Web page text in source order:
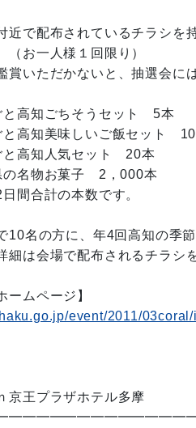
で配布されているチラシを
お一人様１回限り）
ただかないと、抽選会には
知ごちそうセット 5本
知美味しいご飯セット 10
知人気セット 20本
物お菓子 2，000本
合計の本数です。
名の方に、年4回高知の季節
は会場で配布されるチラシ
ームページ】
event/2011/03coral/
京王プラザホテル多摩